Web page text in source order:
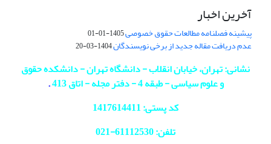
آخرین اخبار
پیشینه فصلنامه مطالعات حقوق خصوصی1405-01-01
عدم دریافت مقاله جدید از برخی نویسندگان1404-03-20
نشانی: تهران، خیابان انقلاب - دانشگاه تهران - دانشکده حقوق
و علوم سیاسی - طبقه 4 - دفتر مجله - اتاق 413
.
کد پستی: 1417614411
تلفن: 61112530-
021